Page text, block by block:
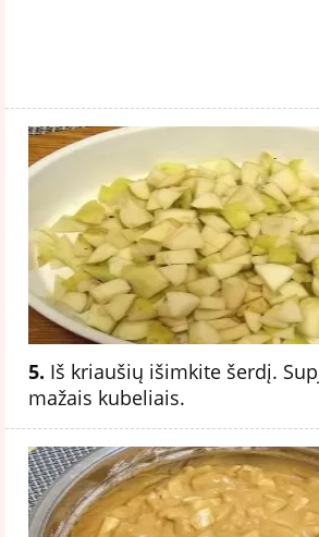
5. Iš kriaušių išimkite šerdį.
mažais kubeliais.